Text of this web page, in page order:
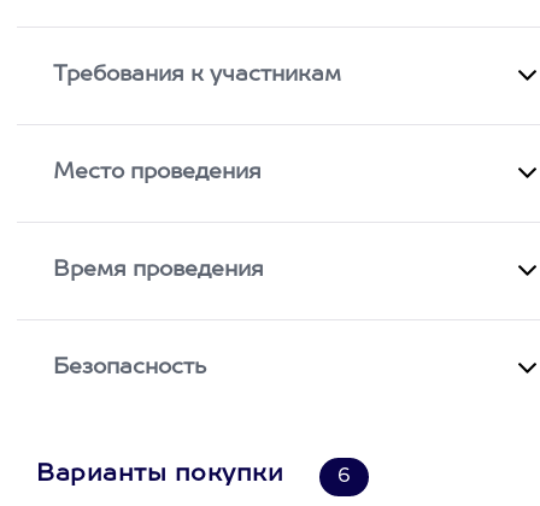
Требования к участникам
Место проведения
Время проведения
Безопасность
Варианты покупки 6